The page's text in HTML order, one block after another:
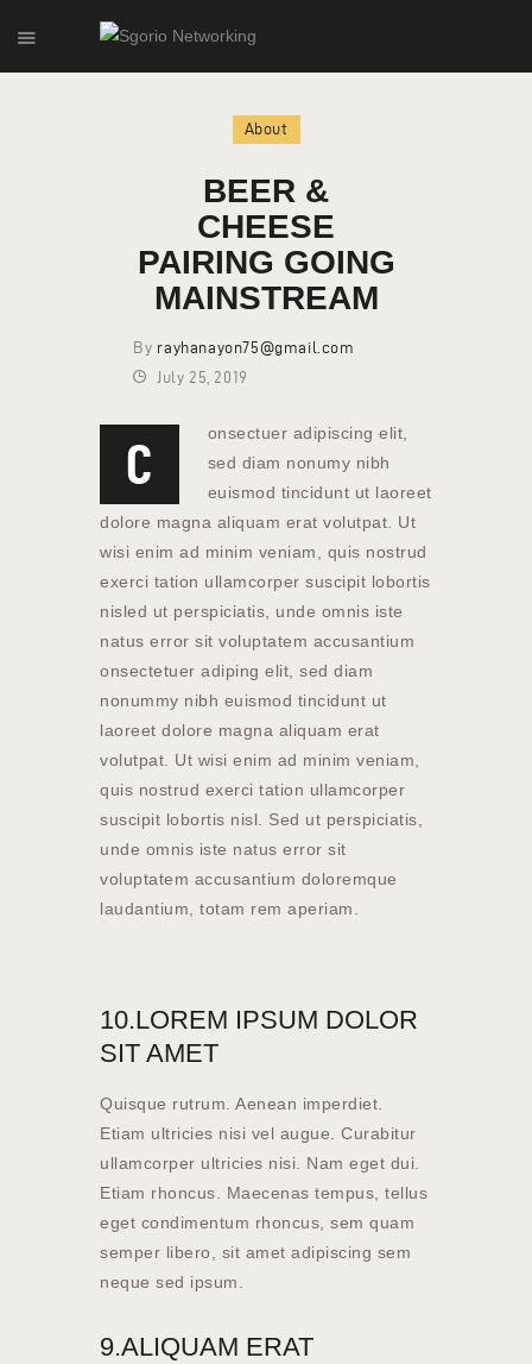
OUR SERVICES
About
BEER &
CHEESE
PAIRING GOING
MAINSTREAM
By rayhanayon75@gmail.com
July 25, 2019
C
onsectuer adipiscing elit,
sed diam nonumy nibh
euismod tincidunt ut laoreet
dolore magna aliquam erat volutpat. Ut
wisi enim ad minim veniam, quis nostrud
exerci tation ullamcorper suscipit lobortis
nisled ut perspiciatis, unde omnis iste
natus error sit voluptatem accusantium
onsectetuer adiping elit, sed diam
nonummy nibh euismod tincidunt ut
laoreet dolore magna aliquam erat
volutpat. Ut wisi enim ad minim veniam,
quis nostrud exerci tation ullamcorper
suscipit lobortis nisl. Sed ut perspiciatis,
unde omnis iste natus error sit
voluptatem accusantium doloremque
laudantium, totam rem aperiam.
10.LOREM IPSUM DOLOR
SIT AMET
Quisque rutrum. Aenean imperdiet.
Etiam ultricies nisi vel augue. Curabitur
ullamcorper ultricies nisi. Nam eget dui.
Etiam rhoncus. Maecenas tempus, tellus
eget condimentum rhoncus, sem quam
semper libero, sit amet adipiscing sem
neque sed ipsum.
9.ALIQUAM ERAT